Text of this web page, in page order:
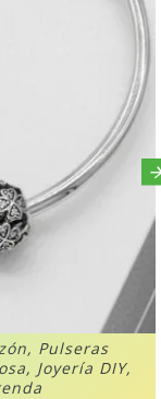
Pulseras
Joyería DIY,